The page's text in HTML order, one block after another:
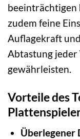
beeinträchtigen
zudem feine
Auflagekraft
Abtastung
gewährleisten.
Vorteile des
Überlegener